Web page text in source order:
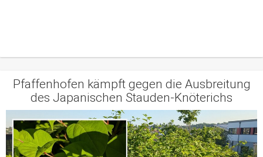
Pfaffenhofen kämpft gegen die Ausbreitung
des Japanischen Stauden-Knöterichs